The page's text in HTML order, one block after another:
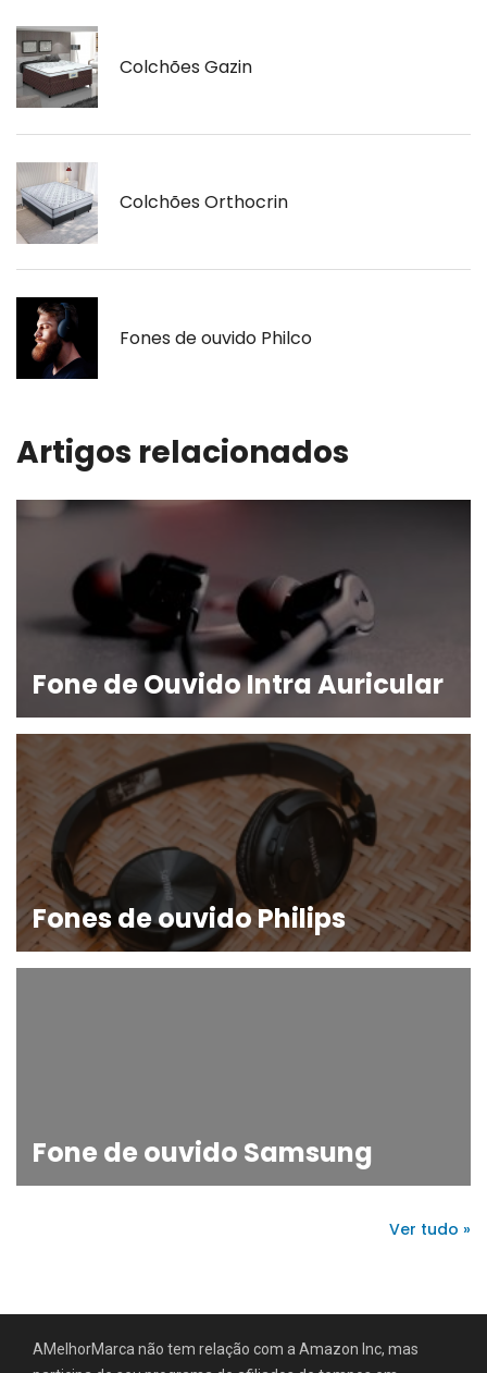
Colchões Gazin
Colchões Orthocrin
Fones de ouvido Philco
Artigos relacionados
Fone de Ouvido Intra Auricular
Fones de ouvido Philips
Fone de ouvido Samsung
Ver tudo »
AMelhorMarca não tem relação com a Amazon Inc, mas